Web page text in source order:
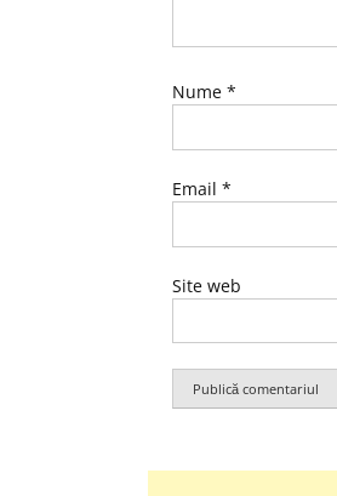
Nume *
Email *
Site web